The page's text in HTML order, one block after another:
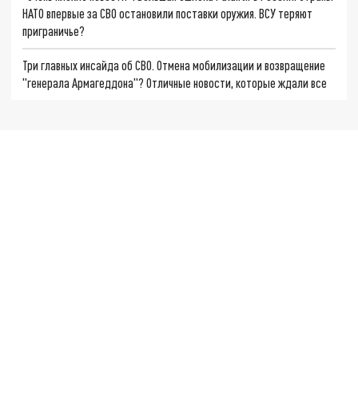
НАТО впервые за СВО остановили поставки оружия. ВСУ теряют
приграничье?
Три главных инсайда об СВО. Отмена мобилизации и возвращение
"генерала Армагеддона"? Отличные новости, которые ждали все